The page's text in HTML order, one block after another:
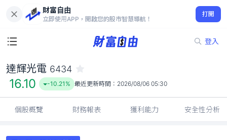
財富自由
立即使用APP，開啟您的股市智慧導航！
打開
登入
16.10
-10.21%
達輝光電 6434
16.10 -10.21% 最近更新時間： 2026/08/06 05:30
個股概覽 財務報表 獲利能力 安全性分析